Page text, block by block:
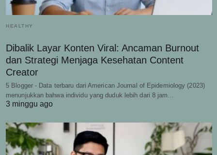
HEALTHY
Dibalik Layar Konten Viral: Ancaman Burnout
dan Strategi Menjaga Kesehatan Content
Creator
5 Blogger - Data terbaru dari American Journal of Epidemiology (2023)
menunjukkan bahwa individu yang duduk lebih dari 8 jam…
3 minggu ago